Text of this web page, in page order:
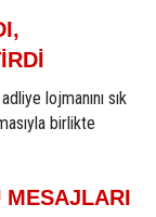
lojmanını sık
birlikte
MESAJLARI